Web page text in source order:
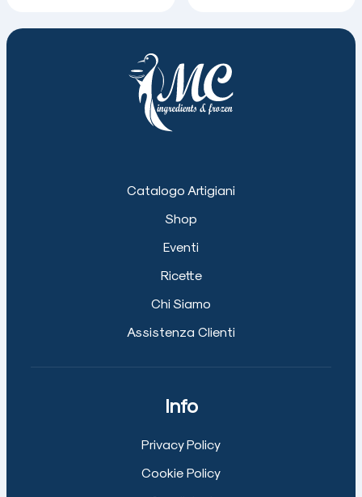
Catalogo Artigiani
Shop
Eventi
Ricette
Chi Siamo
Assistenza Clienti
Info
Privacy Policy
Cookie Policy